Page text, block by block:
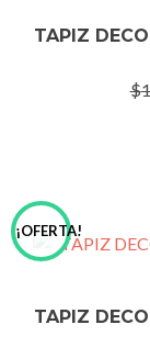
TAPIZ
$
¡OFERTA!
TAPIZ